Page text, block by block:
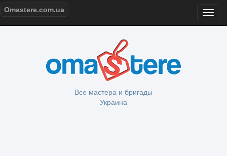
Omastere.com.ua
Все мастера и бригады
Украина